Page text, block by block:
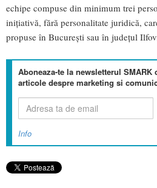
echipe compuse din minimum trei
inițiativă, fără personalitate juridică,
propuse în București sau în județul
Aboneaza-te la newsletterul
articole despre marketing si
Info